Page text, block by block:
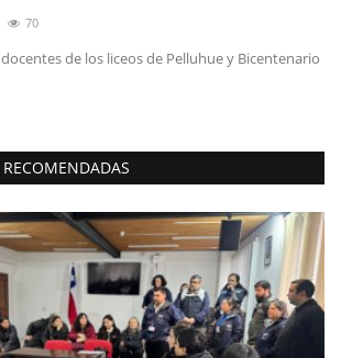
70
de los liceos de Pelluhue y Bicentenario